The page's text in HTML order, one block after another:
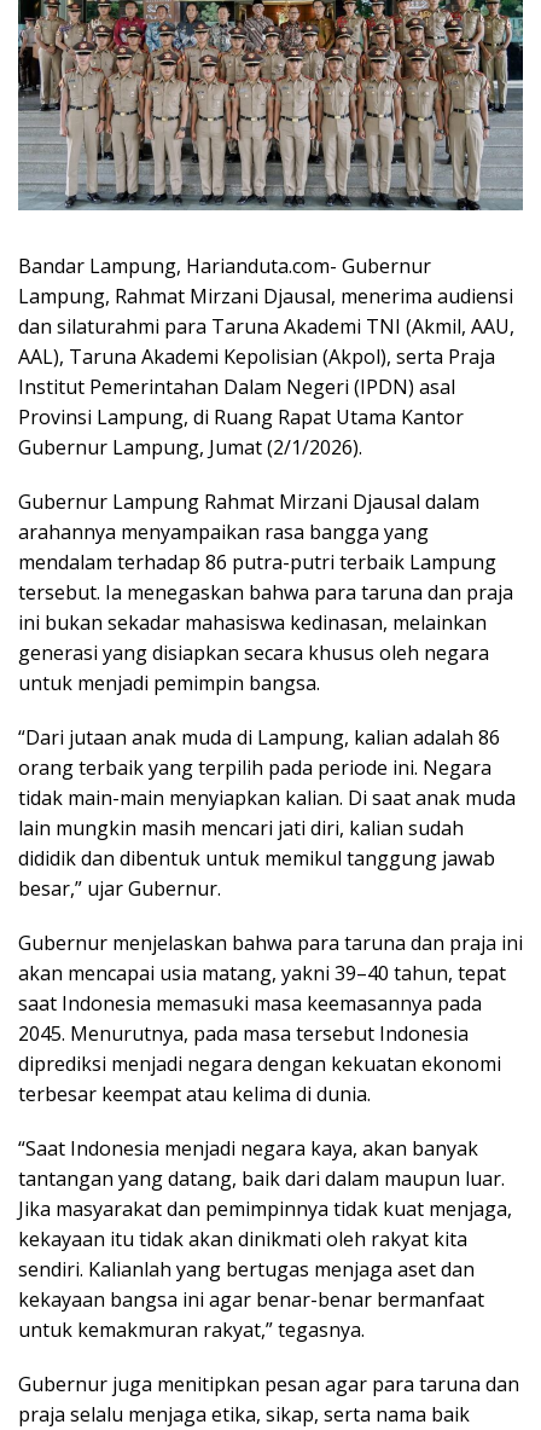
Bandar Lampung, Harianduta.com- Gubernur
Lampung, Rahmat Mirzani Djausal, menerima audiensi
dan silaturahmi para Taruna Akademi TNI (Akmil, AAU,
AAL), Taruna Akademi Kepolisian (Akpol), serta Praja
Institut Pemerintahan Dalam Negeri (IPDN) asal
Provinsi Lampung, di Ruang Rapat Utama Kantor
Gubernur Lampung, Jumat (2/1/2026).
Gubernur Lampung Rahmat Mirzani Djausal dalam
arahannya menyampaikan rasa bangga yang
mendalam terhadap 86 putra-putri terbaik Lampung
tersebut. Ia menegaskan bahwa para taruna dan praja
ini bukan sekadar mahasiswa kedinasan, melainkan
generasi yang disiapkan secara khusus oleh negara
untuk menjadi pemimpin bangsa.
“Dari jutaan anak muda di Lampung, kalian adalah 86
orang terbaik yang terpilih pada periode ini. Negara
tidak main-main menyiapkan kalian. Di saat anak muda
lain mungkin masih mencari jati diri, kalian sudah
dididik dan dibentuk untuk memikul tanggung jawab
besar,” ujar Gubernur.
Gubernur menjelaskan bahwa para taruna dan praja ini
akan mencapai usia matang, yakni 39–40 tahun, tepat
saat Indonesia memasuki masa keemasannya pada
2045. Menurutnya, pada masa tersebut Indonesia
diprediksi menjadi negara dengan kekuatan ekonomi
terbesar keempat atau kelima di dunia.
“Saat Indonesia menjadi negara kaya, akan banyak
tantangan yang datang, baik dari dalam maupun luar.
Jika masyarakat dan pemimpinnya tidak kuat menjaga,
kekayaan itu tidak akan dinikmati oleh rakyat kita
sendiri. Kalianlah yang bertugas menjaga aset dan
kekayaan bangsa ini agar benar-benar bermanfaat
untuk kemakmuran rakyat,” tegasnya.
Gubernur juga menitipkan pesan agar para taruna dan
praja selalu menjaga etika, sikap, serta nama baik